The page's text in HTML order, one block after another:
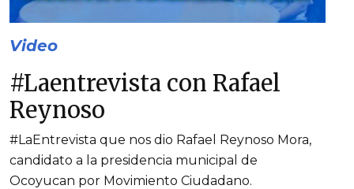
Video
#Laentrevista con Rafael
Reynoso
#LaEntrevista que nos dio Rafael Reynoso Mora,
candidato a la presidencia municipal de
Ocoyucan por Movimiento Ciudadano.